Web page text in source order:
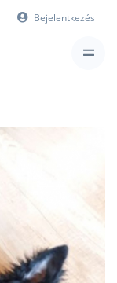
Bejelentkezés